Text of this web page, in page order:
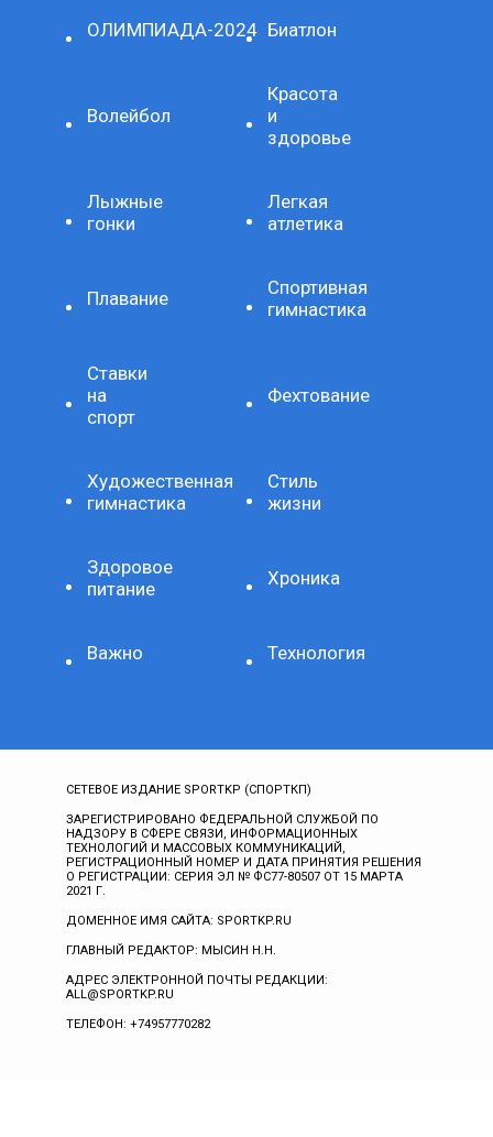
ОЛИМПИАДА-2024 Биатлон
Волейбол
Красота
и
здоровье
Лыжные
гонки
Легкая
атлетика
Плавание
Спортивная
гимнастика
Ставки
на
спорт
Фехтование
Художественная
гимнастика
Стиль
жизни
Здоровое
питание
Хроника
Важно Технология
СЕТЕВОЕ ИЗДАНИЕ SPORTKP (СПОРТКП)
ЗАРЕГИСТРИРОВАНО ФЕДЕРАЛЬНОЙ СЛУЖБОЙ ПО
НАДЗОРУ В СФЕРЕ СВЯЗИ, ИНФОРМАЦИОННЫХ
ТЕХНОЛОГИЙ И МАССОВЫХ КОММУНИКАЦИЙ,
РЕГИСТРАЦИОННЫЙ НОМЕР И ДАТА ПРИНЯТИЯ РЕШЕНИЯ
О РЕГИСТРАЦИИ: СЕРИЯ ЭЛ № ФС77-80507 ОТ 15 МАРТА
2021 Г.
ДОМЕННОЕ ИМЯ САЙТА: SPORTKP.RU
ГЛАВНЫЙ РЕДАКТОР: МЫСИН Н.Н.
АДРЕС ЭЛЕКТРОННОЙ ПОЧТЫ РЕДАКЦИИ:
ALL@SPORTKP.RU
ТЕЛЕФОН: +74957770282